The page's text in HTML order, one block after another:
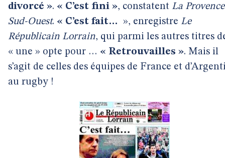
divorcé ». « C’est fini », constatent La Provence
Sud-Ouest. « C’est fait… », enregistre Le
Républicain Lorrain, qui parmi les autres titres
« une » opte pour … « Retrouvailles ». Mais il
s’agit de celles des équipes de France et
au rugby !